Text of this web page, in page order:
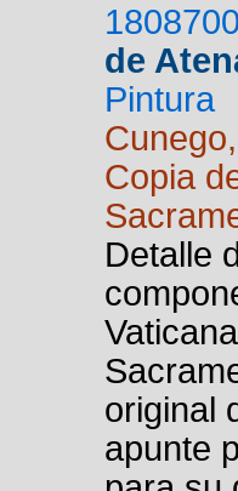
de
Pintura
Copia
Detalle
original
apunte